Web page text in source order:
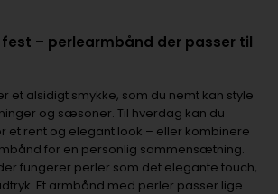
– perlearmbånd der passer til
et alsidigt smykke, som du nemt kan style
og sæsoner. Til hverdag kan du
et rent og elegant look – eller kombinere
for en personlig sammensætning.
fungerer perler som det elegante touch,
Et armbånd med perler passer lige